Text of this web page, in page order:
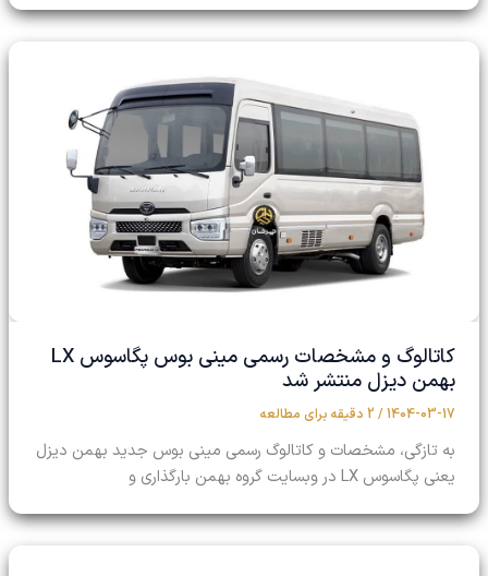
کاتالوگ و مشخصات رسمی مینی بوس پگاسوس LX
بهمن دیزل منتشر شد
1404-03-17
/ 2 دقیقه برای مطالعه
به تازگی، مشخصات و کاتالوگ رسمی مینی بوس جدید بهمن دیزل
یعنی پگاسوس LX در وبسایت گروه بهمن بارگذاری و